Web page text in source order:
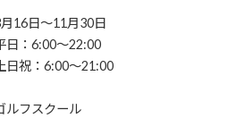
16日～11月30日
日：6:00～22:00
日祝：6:00～21:00
ルフスクール